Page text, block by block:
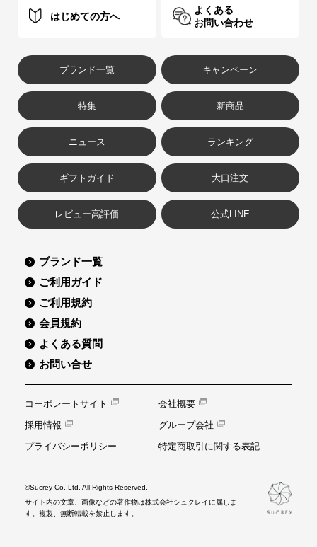
はじめての方へ
よくある
お問い合わせ
ブランド一覧 キャンペーン
特集 新商品
ニュース ランキング
ギフトガイド 大口注文
レビュー高評価 公式LINE
ブランド一覧
ご利用ガイド
ご利用規約
会員規約
よくある質問
お問い合せ
コーポレートサイト
会社概要
採用情報
グループ会社
プライバシーポリシー
特定商取引に関する表記
©Sucrey Co.,Ltd. All Rights Reserved.
サイト内の文章、画像などの著作物は株式会社シュクレイに属しま
す。複製、無断転載を禁止します。